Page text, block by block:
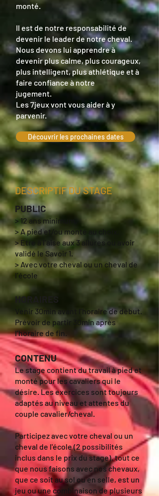
monté.
Il est de notre responsabilité de
devenir le leader de notre cheval.
Nous devons lui apprendre à
devenir plus calme, plus courageux,
plus intelligent, plus athlétique et à
faire confiance à notre
jugement.
Les 7jeux vont vous aider à y
parvenir.
Découvrir les prochaines dates
DESCRIPTIF DU STAGE
PUBLIC
> 12 ans minimum.
> A pied et/ou monté au choix.
> Etre à l’aise aux 3 allures ou avoir
validé le Savoir 1.
> Avec votre cheval ou un cheval de
l’école
HORAIRES
Venir 30min avant l’horaire de début.
Prévoir de partir 30min après
l’horaire de fin.
CONTENU
Le stage contient du travail à pied et
monté pour les cavaliers qui le
désire. Les exercices sont toujours
adaptés au niveau et attentes du
couple cavalier/cheval.
Participez avec votre cheval ou un
cheval de l'école (2 possibilités
inclus dans le prix du stage), tout ce
que nous faisons avec nos chevaux,
que ce soit au sol ou en selle, est un
jeu ou une combinaison de plusieurs